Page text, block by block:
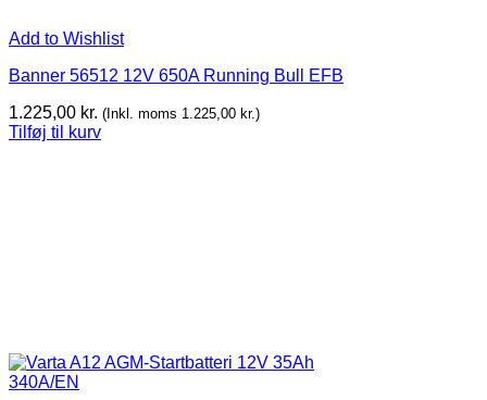
Add to Wishlist
Banner 56512 12V 650A Running Bull EFB
1.225,00 kr. (Inkl. moms 1.225,00 kr.)
Tilføj til kurv